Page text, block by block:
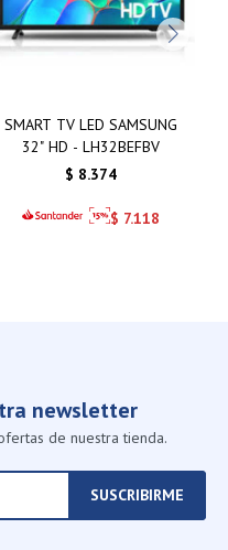
SMART TV LED SAMSUNG
32" HD - LH32BEFBV
$ 8.374
$ 7.118
newsletter
de nuestra tienda.
SUSCRIBIRME